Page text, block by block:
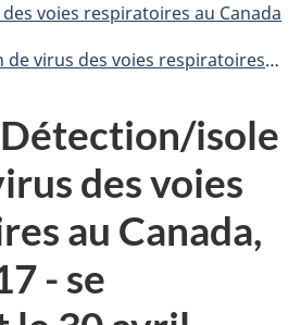
voies respiratoires au Canada
voies respiratoires au Canada 2015–2016
isole
des voies
au Canada,
- se